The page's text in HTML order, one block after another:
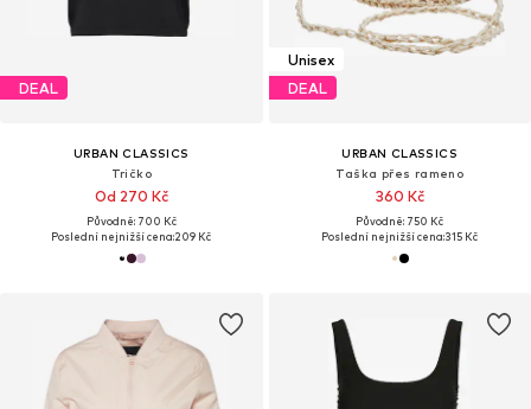
DEAL
URBAN CLASSICS
Tričko
Od 270 Kč
Původně: 700 Kč
Poslední nejnižší cena:209 Kč
Unisex
DEAL
URBAN CLASSICS
Taška přes rameno
360 Kč
Původně: 750 Kč
Poslední nejnižší cena:315 Kč